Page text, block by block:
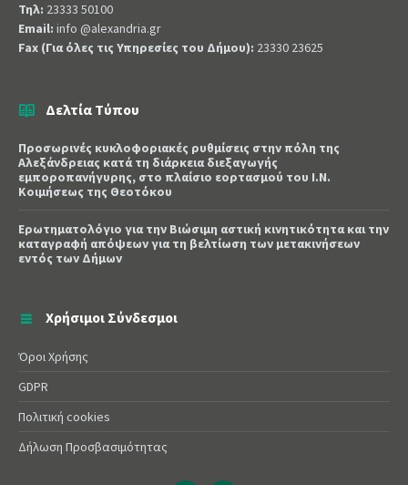
Τηλ: 23333 50100
Email: info @alexandria.gr
Fax (Για όλες τις Υπηρεσίες του Δήμου): 23330 23625
Δελτία Τύπου
Προσωρινές κυκλοφοριακές ρυθμίσεις στην πόλη της
Αλεξάνδρειας κατά τη διάρκεια διεξαγωγής
εμποροπανήγυρης, στο πλαίσιο εορτασμού του Ι.Ν.
Κοιμήσεως της Θεοτόκου
Ερωτηματολόγιο για την Βιώσιμη αστική κινητικότητα και την
καταγραφή απόψεων για τη βελτίωση των μετακινήσεων
εντός των Δήμων
Χρήσιμοι Σύνδεσμοι
Όροι Χρήσης
GDPR
Πολιτική cookies
Δήλωση Προσβασιμότητας